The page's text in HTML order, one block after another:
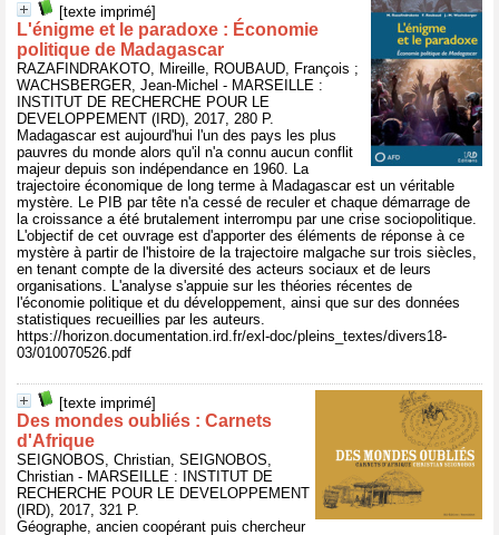
[texte imprimé]
L'énigme et le paradoxe : Économie
politique de Madagascar
RAZAFINDRAKOTO, Mireille, ROUBAUD, François ;
WACHSBERGER, Jean-Michel - MARSEILLE :
INSTITUT DE RECHERCHE POUR LE
DEVELOPPEMENT (IRD), 2017, 280 P.
Madagascar est aujourd'hui l'un des pays les plus
pauvres du monde alors qu'il n'a connu aucun conflit
majeur depuis son indépendance en 1960. La
trajectoire économique de long terme à Madagascar est un véritable
mystère. Le PIB par tête n'a cessé de reculer et chaque démarrage de
la croissance a été brutalement interrompu par une crise sociopolitique.
L'objectif de cet ouvrage est d'apporter des éléments de réponse à ce
mystère à partir de l'histoire de la trajectoire malgache sur trois siècles,
en tenant compte de la diversité des acteurs sociaux et de leurs
organisations. L'analyse s'appuie sur les théories récentes de
l'économie politique et du développement, ainsi que sur des données
statistiques recueillies par les auteurs.
https://horizon.documentation.ird.fr/exl-doc/pleins_textes/divers18-
03/010070526.pdf
[texte imprimé]
Des mondes oubliés : Carnets
d'Afrique
SEIGNOBOS, Christian, SEIGNOBOS,
Christian - MARSEILLE : INSTITUT DE
RECHERCHE POUR LE DEVELOPPEMENT
(IRD), 2017, 321 P.
Géographe, ancien coopérant puis chercheur